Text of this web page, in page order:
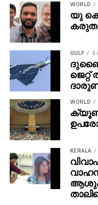
WORLD
യു
GULF 3
WORLD
KERALA